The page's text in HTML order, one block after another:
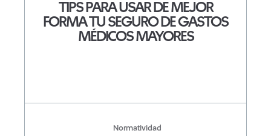
TIPS PARA USAR DE MEJOR
FORMA TU SEGURO DE GASTOS
MÉDICOS MAYORES
Normatividad